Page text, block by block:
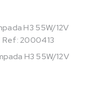
Ref: 2000413
H3 55W/12V